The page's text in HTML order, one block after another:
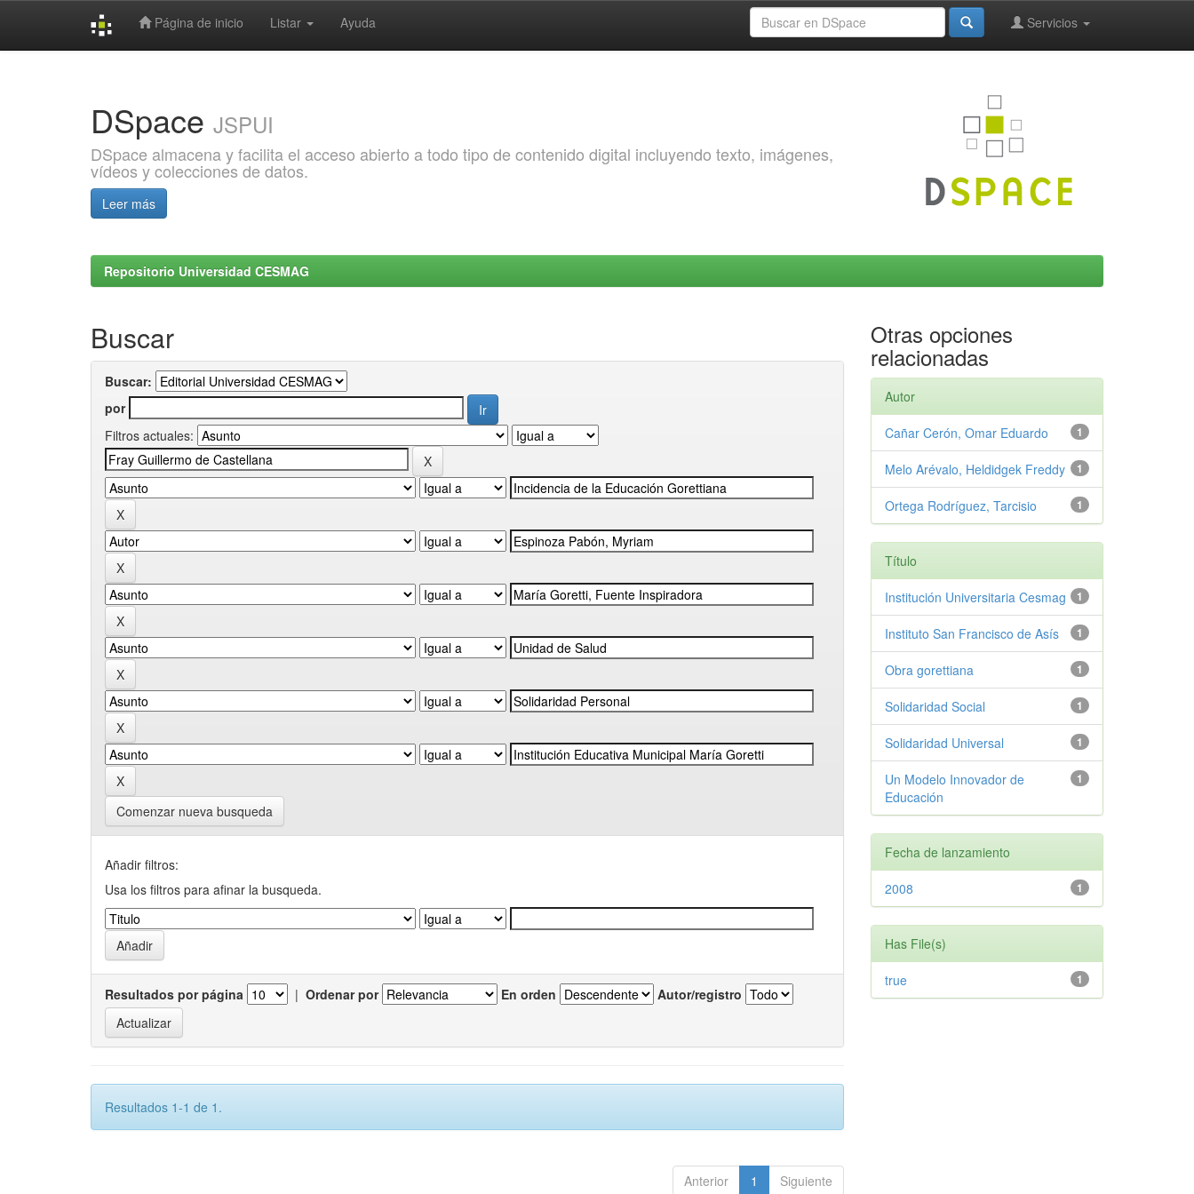
Página de inicio Listar Ayuda Servicios
DSpace JSPUI
DSpace almacena y facilita el acceso abierto a todo tipo de contenido digital incluyendo texto, imágenes,
vídeos y colecciones de datos.
Leer más
Repositorio Universidad CESMAG
Buscar
Buscar:
por
Filtros actuales:
Comenzar nueva busqueda
Añadir filtros:
Usa los filtros para afinar la busqueda.
Resultados por página | Ordenar por En orden Autor/registro
Resultados 1-1 de 1.
Anterior 1 Siguiente
Otras opciones
relacionadas
Autor
1
Cañar Cerón, Omar Eduardo
1
Melo Arévalo, Heldidgek Freddy
1
Ortega Rodríguez, Tarcisio
Título
1
Institución Universitaria Cesmag
1
Instituto San Francisco de Asís
1
Obra gorettiana
1
Solidaridad Social
1
Solidaridad Universal
1
Un Modelo Innovador de
Educación
Fecha de lanzamiento
1
2008
Has File(s)
1
true